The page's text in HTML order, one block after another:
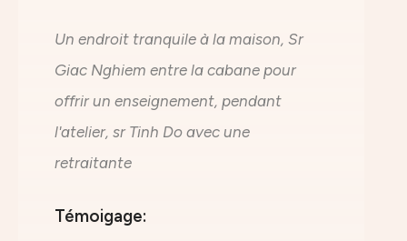
Un endroit tranquile à la maison, Sr
Giac Nghiem entre la cabane pour
offrir un enseignement, pendant
l'atelier, sr Tinh Do avec une
retraitante
Témoigage: